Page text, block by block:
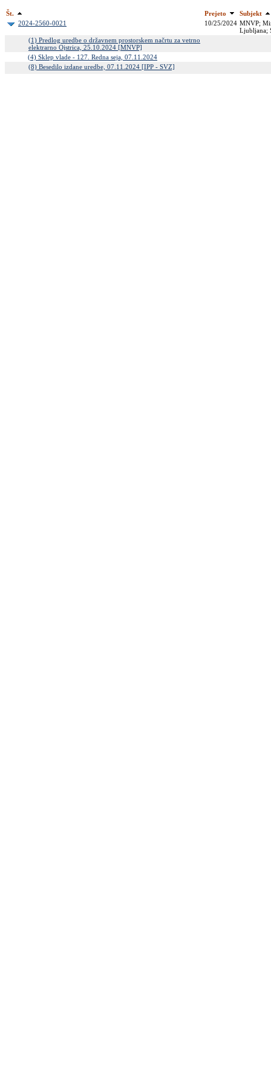
Št. Prejeto
Subjekt
2024-2560-0021
10/25/2024 MNVP;
Ljubljana;
(1) Predlog uredbe o državnem prostorskem načrtu za vetrno
elektrarno Ojstrica, 25.10.2024 [MNVP]
(4) Sklep vlade - 127. Redna seja, 07.11.2024
(8) Besedilo izdane uredbe, 07.11.2024 [IPP - SVZ]